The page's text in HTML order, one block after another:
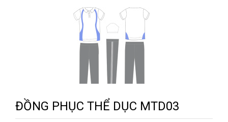
ĐỒNG PHỤC THỂ DỤC MTD03